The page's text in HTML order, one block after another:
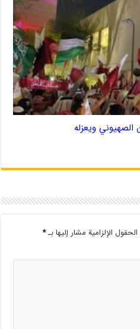
الحقول الإلزامية مشار إليها بـ*